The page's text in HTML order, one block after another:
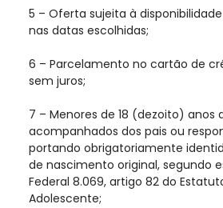
5 – Oferta sujeita à
nas datas escolhidas;
6 – Parcelamento no cartão de
sem juros;
7 – Menores de 18 (dezoito) anos
acompanhados dos pais ou
portando obrigatoriamente
de nascimento original, segundo
Federal 8.069, artigo 82 do
Adolescente;